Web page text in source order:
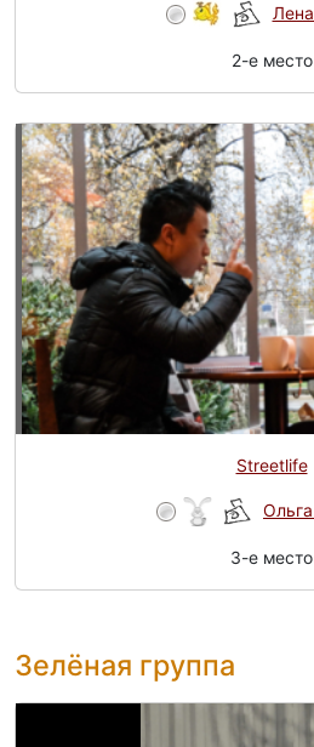
Лена
2-e место
Streetlife
Ольга
3-e место
Зелёная группа